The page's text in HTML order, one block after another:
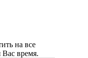
на все
время.